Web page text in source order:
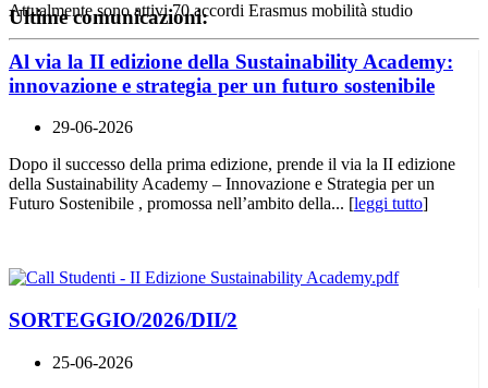
Attualmente sono attivi 70 accordi Erasmus mobilità studio
Ultime comunicazioni:
Al via la II edizione della Sustainability Academy:
innovazione e strategia per un futuro sostenibile
29-06-2026
Dopo il successo della prima edizione, prende il via la II edizione
della Sustainability Academy – Innovazione e Strategia per un
Futuro Sostenibile , promossa nell’ambito della... [leggi tutto]
SORTEGGIO/2026/DII/2
25-06-2026